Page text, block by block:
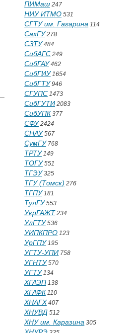
ПИМаш 247
НИУ ИТМО 531
СГТУ им. Гагарина 114
СахГУ278
СЗТУ484
СибАГС 249
СибГАУ462
СибГИУ1654
СибГТУ946
СГУПС 1473
СибГУТИ 2083
СибУПК 377
СФУ2424
СНАУ567
СумГУ768
ТРТУ149
ТОГУ551
ТГЭУ325
ТГУ (Томск) 276
ТГПУ181
ТулГУ553
УкрГАЖТ 234
УлГТУ536
УИПКПРО 123
УрГПУ195
УГТУ-УПИ 758
УГНТУ570
УГТУ134
ХГАЭП 138
ХГАФК 110
ХНАГХ 407
ХНУВД 512
ХНУ им. Каразина 305